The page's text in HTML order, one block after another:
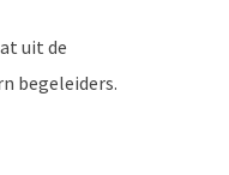
uit de
begeleiders.